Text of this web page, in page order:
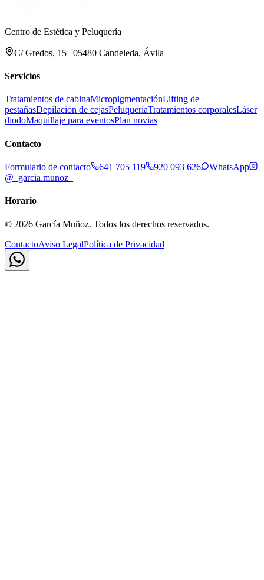
Centro de Estética y Peluquería
C/ Gredos, 15 | 05480 Candeleda, Ávila
Servicios
Tratamientos de cabinaMicropigmentaciónLifting de
pestañasDepilación de cejasPeluqueríaTratamientos corporalesLáser
diodoMaquillaje para eventosPlan novias
Contacto
Formulario de contacto 641 705 119 920 093 626
WhatsApp
@_garcia.munoz_
Horario
© 2026 García Muñoz. Todos los derechos reservados.
ContactoAviso LegalPolítica de Privacidad